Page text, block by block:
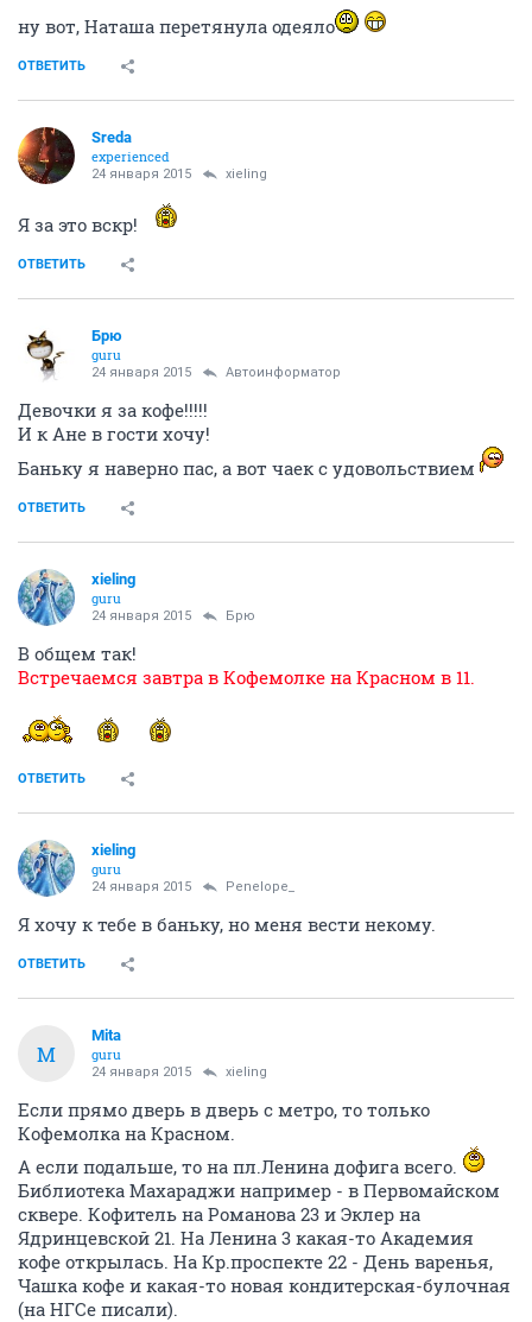
ну вот, Наташа перетянула одеяло
ОТВЕТИТЬ
Sreda
experienced
24 января 2015 xieling
Я за это вскр!
ОТВЕТИТЬ
Брю
guru
24 января 2015 Автоинформатор
Девочки я за кофе!!!!!
И к Ане в гости хочу!
Баньку я наверно пас, а вот чаек с удовольствием
ОТВЕТИТЬ
xieling
guru
24 января 2015 Брю
В общем так!
Встречаемся завтра в Кофемолке на Красном в 11.
ОТВЕТИТЬ
xieling
guru
24 января 2015 Penelope_
Я хочу к тебе в баньку, но меня вести некому.
ОТВЕТИТЬ
M
Mita
guru
24 января 2015 xieling
Если прямо дверь в дверь с метро, то только
Кофемолка на Красном.
А если подальше, то на пл.Ленина дофига всего.
Библиотека Махараджи например - в Первомайском
сквере. Кофитель на Романова 23 и Эклер на
Ядринцевской 21. На Ленина 3 какая-то Академия
кофе открылась. На Кр.проспекте 22 - День варенья,
Чашка кофе и какая-то новая кондитерская-булочная
(на НГСе писали).